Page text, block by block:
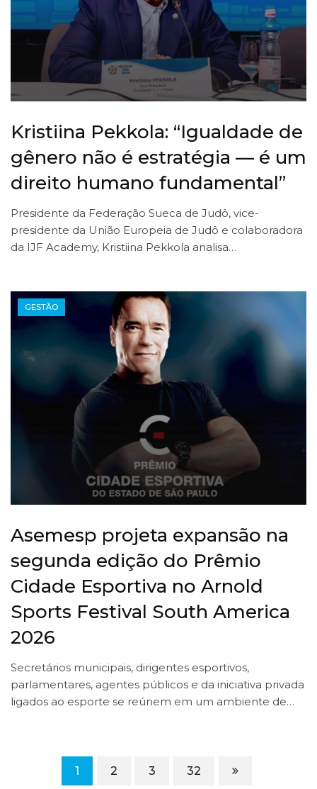
Kristiina Pekkola: “Igualdade de
gênero não é estratégia — é um
direito humano fundamental”
Presidente da Federação Sueca de Judô, vice-
presidente da União Europeia de Judô e colaboradora
da IJF Academy, Kristiina Pekkola analisa…
GESTÃO
Asemesp projeta expansão na
segunda edição do Prêmio
Cidade Esportiva no Arnold
Sports Festival South America
2026
Secretários municipais, dirigentes esportivos,
parlamentares, agentes públicos e da iniciativa privada
ligados ao esporte se reúnem em um ambiente de…
1 2 3 32